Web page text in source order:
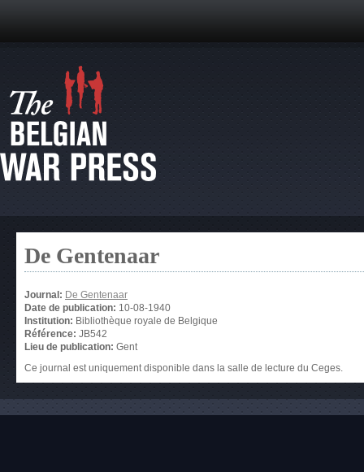
De Gentenaar
Journal: De Gentenaar
Date de publication: 10-08-1940
Institution: Bibliothèque royale de Belgique
Référence: JB542
Lieu de publication: Gent
Ce journal est uniquement disponible dans la salle de lecture du Ceges.